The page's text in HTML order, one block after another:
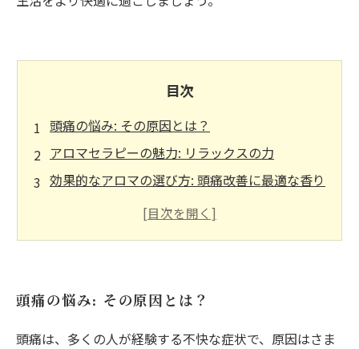
目次
頭痛の悩み: その原因とは？
アロマセラピーの魅力: リラックスの力
効果的なアロマの選び方: 頭痛改善に最適な香り
アロマオイルの利用法: 日常生活に取り入れよう
頭痛の悩み: その原因とは？
頭痛は、多くの人が経験する不快な症状で、原因はさま